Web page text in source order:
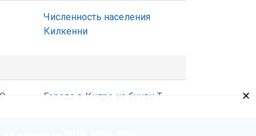
Численность населения
Килкенни
Города в Кипре на букву Т ×